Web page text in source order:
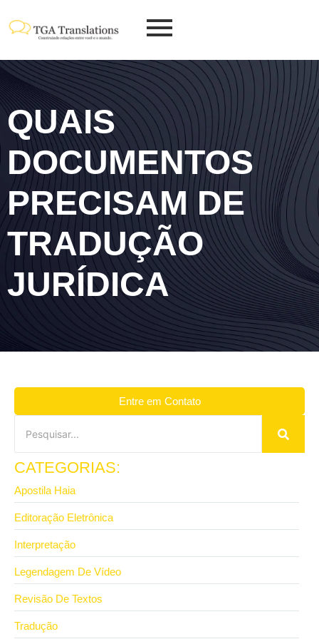
QUAIS
DOCUMENTOS
PRECISAM DE
TRADUÇÃO
JURÍDICA
Entre em Contato
CATEGORIAS:
Apostila Haia
Editoração Eletrônica
Interpretação
Legendagem De Vídeo
Revisão De Textos
Tradução